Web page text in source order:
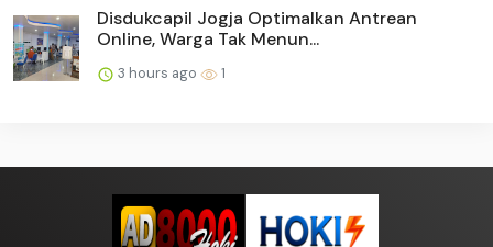
Disdukcapil Jogja Optimalkan Antrean
Online, Warga Tak Menun...
3 hours ago 1